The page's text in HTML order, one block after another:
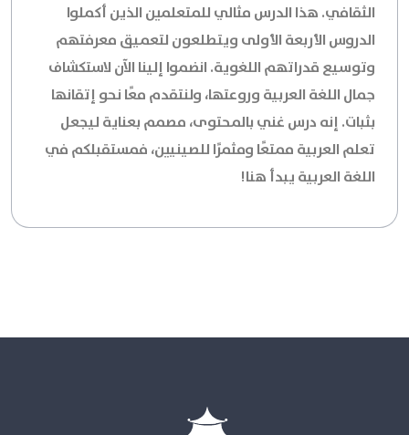
الثقافي. هذا الدرس مثالي للمتعلمين الذين أكملوا
الدروس الأربعة الأولى ويتطلعون لتعميق معرفتهم
وتوسيع قدراتهم اللغوية. انضموا إلينا الآن لاستكشاف
جمال اللغة العربية وروعتها، ولنتقدم معًا نحو إتقانها
بثبات. إنه درس غني بالمحتوى، مصمم بعناية ليجعل
تعلم العربية ممتعًا ومثمرًا للصينيين، فمستقبلكم في
اللغة العربية يبدأ هنا!